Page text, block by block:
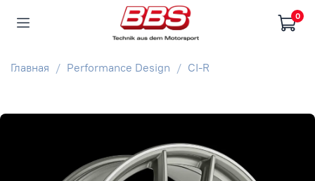
0
Главная Performance Design CI-R